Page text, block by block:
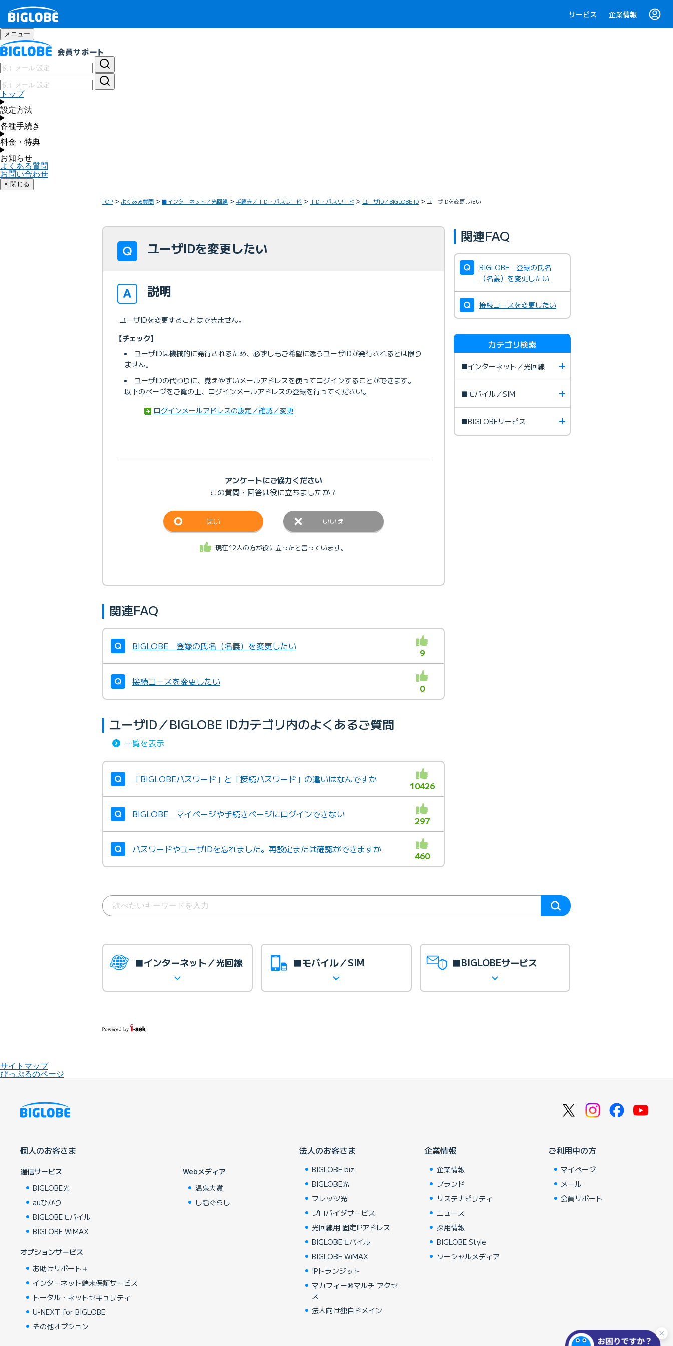
サービス 企業情報
メニュー
トップ
設定方法
各種手続き
料金・特典
お知らせ
よくある質問
お問い合わせ
× 閉じる
TOP よくある質問 ■インターネット／光回線 手続き／ＩＤ・パスワード ＩＤ・パスワード ユーザID／BIGLOBE ID ユーザIDを変更したい
ユーザIDを変更したい
説明
ユーザIDを変更することはできません。
【チェック】
ユーザIDは機械的に発行されるため、必ずしもご希望に添うユーザIDが発行されるとは限り
ません。
ユーザIDの代わりに、覚えやすいメールアドレスを使ってログインすることができます。
以下のページをご覧の上、ログインメールアドレスの登録を行ってください。
ログインメールアドレスの設定／確認／変更
アンケートにご協力ください
この質問・回答は役に立ちましたか？
はい いいえ
現在12人の方が役に立ったと言っています。
関連FAQ
BIGLOBE 登録の氏名（名義）を変更したい
9
接続コースを変更したい
0
ユーザID／BIGLOBE IDカテゴリ内のよくあるご質問
一覧を表示
「BIGLOBEパスワード」と「接続パスワード」の違いはなんですか
10426
BIGLOBE マイページや手続きページにログインできない
297
パスワードやユーザIDを忘れました。再設定または確認ができますか
460
関連FAQ
BIGLOBE 登録の氏名
（名義）を変更したい
接続コースを変更したい
カテゴリ検索
■インターネット／光回線
■モバイル／SIM
■BIGLOBEサービス
■インターネット／光回線 ■モバイル／SIM ■BIGLOBEサービス
サイトマップ
びっぷるのページ
個人のお客さま
通信サービス
BIGLOBE光
auひかり
BIGLOBEモバイル
BIGLOBE WiMAX
オプションサービス
お助けサポート＋
インターネット端末保証サービス
トータル・ネットセキュリティ
U-NEXT for BIGLOBE
その他オプション
Webメディア
温泉大賞
しむぐらし
法人のお客さま
BIGLOBE biz.
BIGLOBE光
フレッツ光
プロバイダサービス
光回線用 固定IPアドレス
BIGLOBEモバイル
BIGLOBE WiMAX
IPトランジット
マカフィー®マルチ アクセ
ス
法人向け独自ドメイン
企業情報
企業情報
ブランド
サステナビリティ
ニュース
採用情報
BIGLOBE Style
ソーシャルメディア
ご利用中の方
マイページ
メール
会員サポート